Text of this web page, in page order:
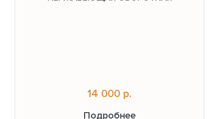
14 000 р.
Подробнее